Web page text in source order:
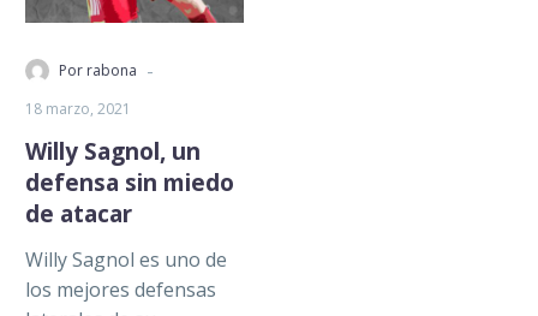
Por rabona -
18 marzo, 2021
Willy Sagnol, un
defensa sin miedo
de atacar
Willy Sagnol es uno de
los mejores defensas